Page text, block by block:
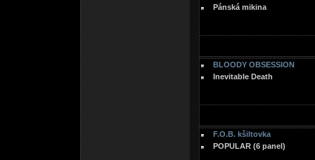
Pánská mikina
BLOODY OBSESSION
Inevitable Death
F.O.B. kšiltovka
POPULAR (6 panel)